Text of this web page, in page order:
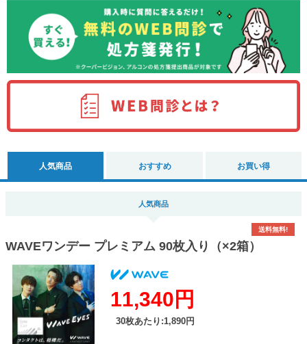
人気商品 おすすめ お買い得
人気商品
送料無料!
WAVEワンデー プレミアム 90枚入り（×2箱）
11,340円
30枚あたり:1,890円